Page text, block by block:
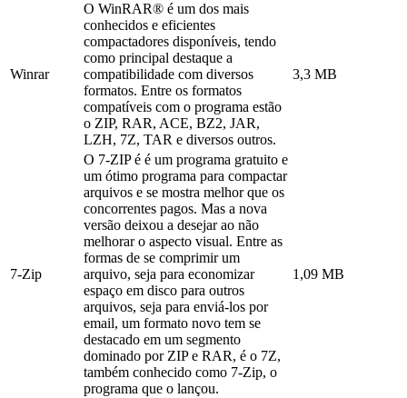
Winrar
O WinRAR® é um dos mais
conhecidos e eficientes
compactadores disponíveis, tendo
como principal destaque a
compatibilidade com diversos
formatos. Entre os formatos
compatíveis com o programa estão
o ZIP, RAR, ACE, BZ2, JAR,
LZH, 7Z, TAR e diversos outros.
3,3 MB
7-Zip
O 7-ZIP é é um programa gratuito e
um ótimo programa para compactar
arquivos e se mostra melhor que os
concorrentes pagos. Mas a nova
versão deixou a desejar ao não
melhorar o aspecto visual. Entre as
formas de se comprimir um
arquivo, seja para economizar
espaço em disco para outros
arquivos, seja para enviá-los por
email, um formato novo tem se
destacado em um segmento
dominado por ZIP e RAR, é o 7Z,
também conhecido como 7-Zip, o
programa que o lançou.
1,09 MB